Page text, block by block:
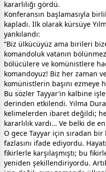
kararlılığı gördü.
Konferansın başlamasıyla
kapladı. İlk olarak kürsüye
yankılandı:
“Biz ülkücüyüz ama birileri
komandoluk vatanın
bölücülere ve komünistlere
komandoyuz! Biz her zaman
komünistlerin başını ezmeye
Bu sözler Tayyar’ın kalbine
derinden etkilendi. Yılma
kelimelerden ibaret değildi;
kararlılık vardı… Ve belki de
O gece Tayyar için sıradan
fazlasını ifade ediyordu.
fikirlerle karşılaşmıştı; bu
yeniden şekillendiriyordu.